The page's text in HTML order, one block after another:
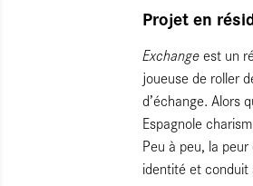
Projet en
Exchangeest un
joueuse de roller
d’échange. Alors
Espagnole
Peu à peu, la
identité et conduit